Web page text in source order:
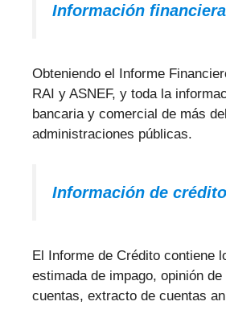
Información
Obteniendo el Informe
RAI y ASNEF, y toda la
bancaria y comercial de más
administraciones públicas.
Información de
El Informe de Crédito contiene
estimada de impago, opinión
cuentas, extracto de cuentas